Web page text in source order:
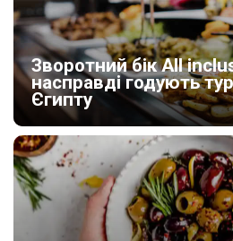
Зворотний бік All
насправді годують
Єгипту